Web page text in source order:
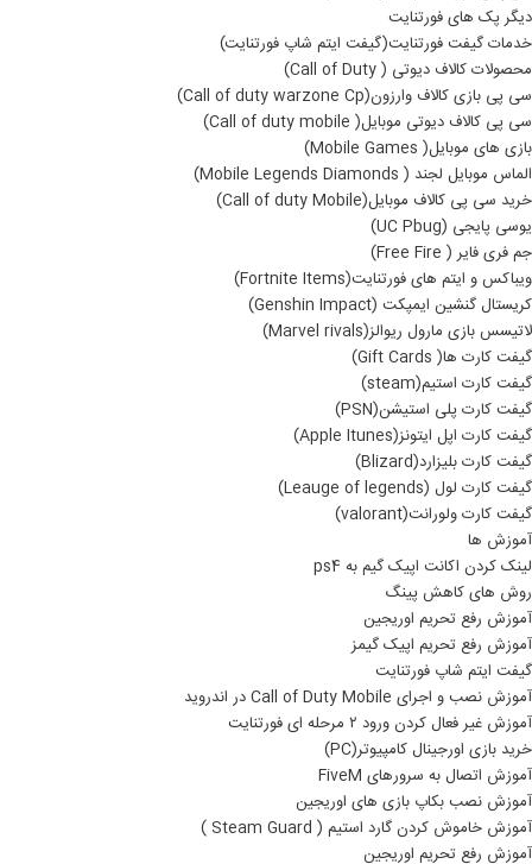
دیگر پک های فورتنایت
خدمات گیفت فورتنایت(گیفت ایتم شاپ فورتنایت)
محصولات کالاف دیوتی ( Call of Duty)
سی پی بازی کالاف وارزون(Call of duty warzone Cp)
سی پی کالاف دیوتی موبایل( Call of duty mobile)
بازی های موبایل( Mobile Games)
الماس موبایل لجند ( Mobile Legends Diamonds)
خرید سی پی کالاف موبایل(Call of duty Mobile)
یوسی پایجی (UC Pbug)
جم فری فایر ( Free Fire)
ویباکس و ایتم های فورتنایت(Fortnite Items)
کریستال گنشین ایمپکت (Genshin Impact)
لاتیسس بازی مارول ریوالز(Marvel rivals)
گیفت کارت ها( Gift Cards)
گیفت کارت استیم(steam)
گیفت کارت پلی استیشن(PSN)
گیفت کارت اپل ایتونز(Apple Itunes)
گیفت کارت بلیزارد(Blizard)
گیفت کارت لول (Leauge of legends)
گیفت کارت ولورانت(valorant)
آموزش ها
لینک کردن اکانت اپیک گیم به ps4
روش های کاهش پینگ
آموزش رفع تحریم اوریجین
آموزش رفع تحریم اپیک گیمز
گیفت ایتم شاپ فورتنایت
آموزش نصب و اجرای Call of Duty Mobile در اندروید
آموزش غیر فعال کردن ورود ۲ مرحله ای فورتنایت
خرید بازی اورجینال کامپیوتر(PC)
آموزش اتصال به سرورهای FiveM
آموزش نصب بکاپ بازی های اوریجین
آموزش خاموش کردن گارد استیم ( Steam Guard )
آموزش رفع تحریم اوریجین